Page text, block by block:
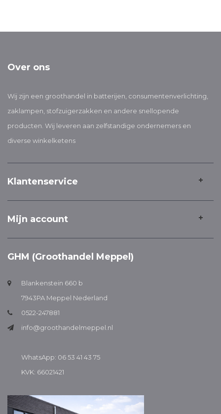
Over ons
Wij zijn een groothandel in batterijen, consumentenverlichting,
zaklampen, stofzuigerzakken en andere snellopende
producten. Wij leveren aan zelfstandige ondernemers en
diverse winkelketens
Klantenservice
Mijn account
GHM (Groothandel Meppel)
Blankenstein 660 b
7943PA Meppel Nederland
0522-247881
info@groothandelmeppel.nl
WhatsApp: 06 53 41 43 75
KVK: 66021421